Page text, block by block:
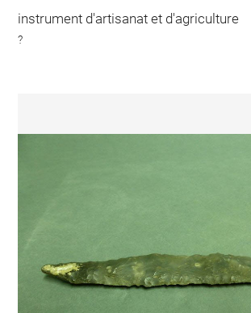
instrument d'artisanat et d'agriculture
?